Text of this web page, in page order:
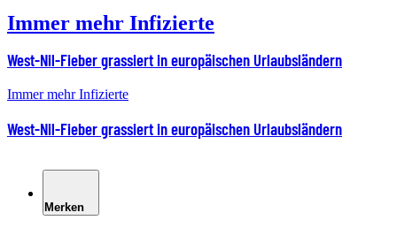
Immer mehr Infizierte
West-Nil-Fieber grassiert in europäischen Urlaubsländern
Immer mehr Infizierte
West-Nil-Fieber grassiert in europäischen Urlaubsländern
Merken